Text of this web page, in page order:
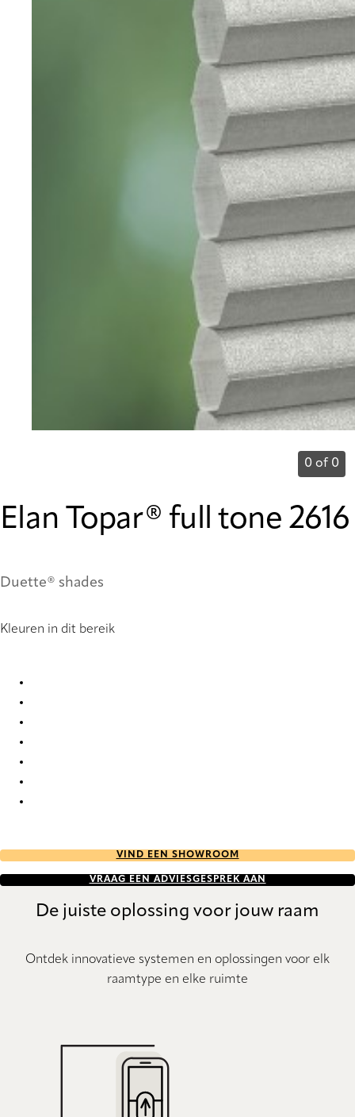
0 of 0
Elan Topar® full tone 2616
Duette® shades
Kleuren in dit bereik
VIND EEN SHOWROOM
VRAAG EEN ADVIESGESPREK AAN
De juiste oplossing voor jouw raam
Ontdek innovatieve systemen en oplossingen voor elk
raamtype en elke ruimte